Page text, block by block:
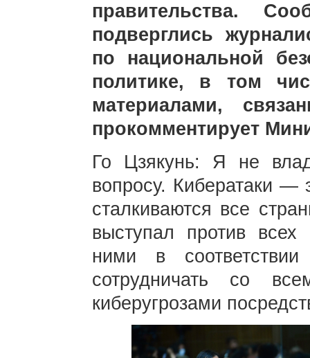
правительства.
подверглись
по национальной
политике, в том
материалами,
прокомментирует
Го Цзякунь: Я не
вопросу. Кибератаки —
сталкиваются все
выступал против
ними в
сотрудничать со
киберугрозами